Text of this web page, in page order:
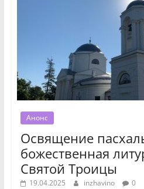
Анонс
Освящение
божественная
Святой Троицы
19.04.2025 inzhavino 0